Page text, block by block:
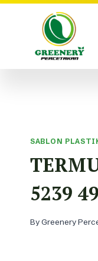
Skip
SABLON
5239
ByGreenery